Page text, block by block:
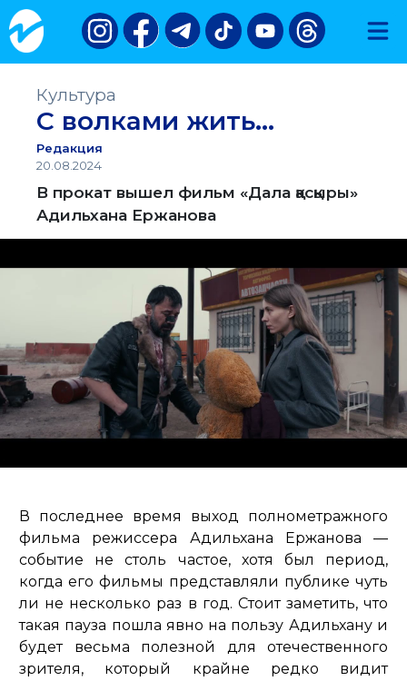
Культура
С волками жить...
Редакция
20.08.2024
В прокат вышел фильм «Дала қасқыры»
Адильхана Ержанова
В последнее время выход полнометражного
фильма режиссера Адильхана Ержанова —
событие не столь частое, хотя был период,
когда его фильмы представляли публике чуть
ли не несколько раз в год. Стоит заметить, что
такая пауза пошла явно на пользу Адильхану и
будет весьма полезной для отечественного
зрителя, который крайне редко видит